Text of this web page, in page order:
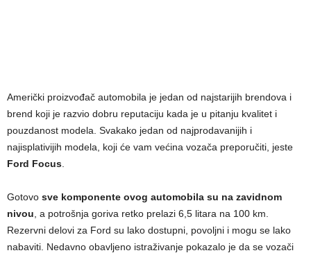
Američki proizvođač automobila je jedan od najstarijih brendova i
brend koji je razvio dobru reputaciju kada je u pitanju kvalitet i
pouzdanost modela. Svakako jedan od najprodavanijih i
najisplativijih modela, koji će vam većina vozača preporučiti, jeste
Ford Focus
Gotovo sve komponente ovog automobila su na zavidnom
nivou , a potrošnja goriva retko prelazi 6,5 litara na 100 km.
Rezervni delovi za Ford su lako dostupni, povoljni i mogu se lako
nabaviti. Nedavno obavljeno istraživanje pokazalo je da se vozači